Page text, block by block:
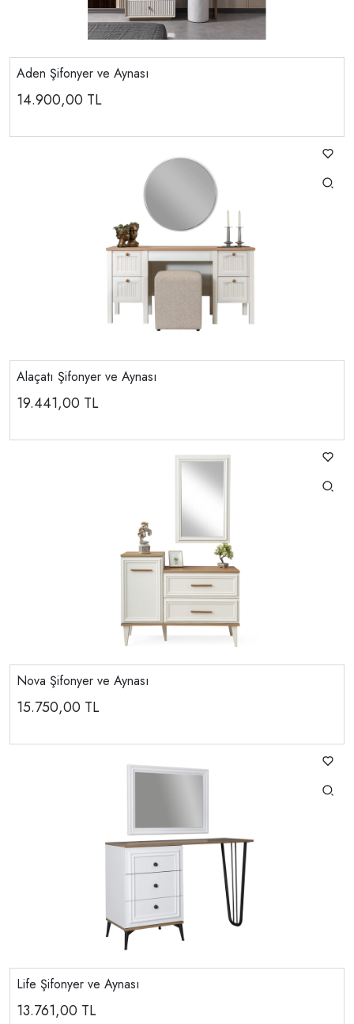
Aden Şifonyer ve Aynası
14.900,00 TL
Alaçatı Şifonyer ve Aynası
19.441,00 TL
Nova Şifonyer ve Aynası
15.750,00 TL
Life Şifonyer ve Aynası
13.761,00 TL